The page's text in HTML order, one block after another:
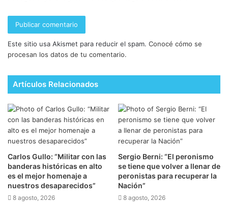
Este sitio usa Akismet para reducir el spam. Conocé cómo se
procesan los datos de tu comentario.
Artículos Relacionados
Carlos Gullo: “Militar con las
banderas históricas en alto
es el mejor homenaje a
nuestros desaparecidos”
8 agosto, 2026
Sergio Berni: “El peronismo
se tiene que volver a llenar de
peronistas para recuperar la
Nación”
8 agosto, 2026